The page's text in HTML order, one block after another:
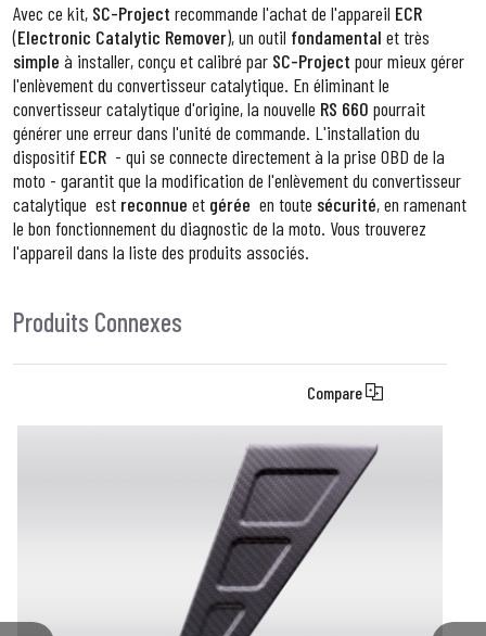
Avec ce kit, SC-Project recommande l'achat de l'appareil ECR
(Electronic Catalytic Remover), un outil fondamental et très
simple à installer, conçu et calibré par SC-Project pour mieux gérer
l'enlèvement du convertisseur catalytique. En éliminant le
convertisseur catalytique d'origine, la nouvelle RS 660 pourrait
générer une erreur dans l'unité de commande. L'installation du
dispositif ECR - qui se connecte directement à la prise OBD de la
moto - garantit que la modification de l'enlèvement du convertisseur
catalytique est reconnue et gérée en toute sécurité, en ramenant
le bon fonctionnement du diagnostic de la moto. Vous trouverez
l'appareil dans la liste des produits associés.
Produits Connexes
Compare